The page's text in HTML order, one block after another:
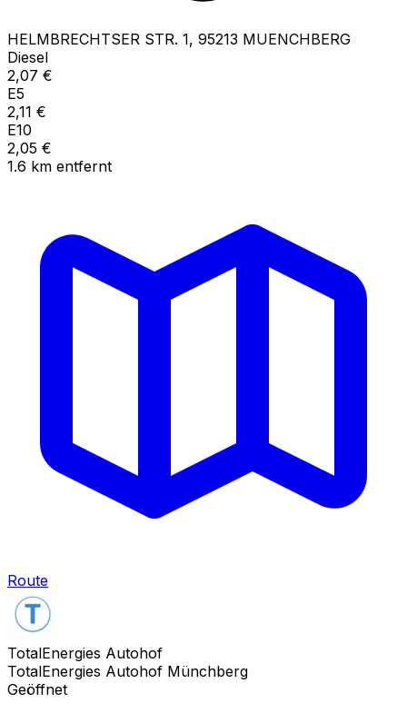
HELMBRECHTSER STR. 1, 95213 MUENCHBERG
Diesel
2,07 €
E5
2,11 €
E10
2,05 €
1.6 km entfernt
Route
TotalEnergies Autohof
TotalEnergies Autohof Münchberg
Geöffnet